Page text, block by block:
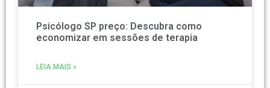
Psicólogo SP preço: Descubra como
economizar em sessões de terapia
LEIA MAIS »